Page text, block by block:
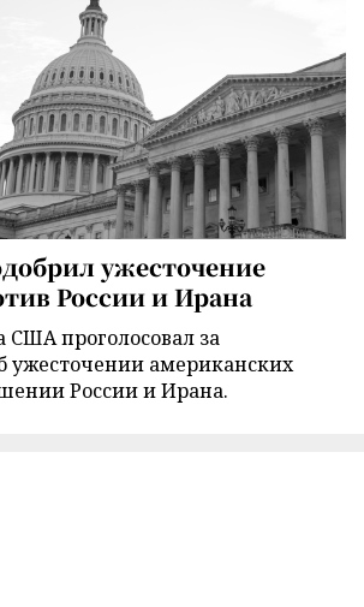
ужесточение
России и Ирана
США проголосовал за
ужесточении американских
России и Ирана.